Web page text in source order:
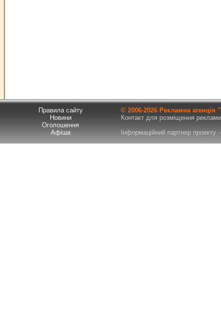
Правила сайту
Новини
Оголошення
Афіша
© 2006-2026 Рекламна
Контакт для розміщення
Інформаційний партнер проекту